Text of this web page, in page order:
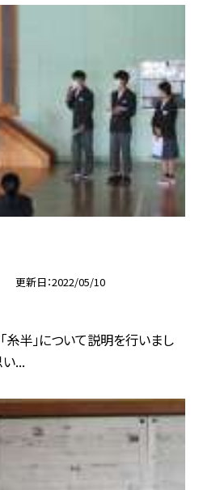
更新日 2022/05/10
半」について説明を行いまし
い...